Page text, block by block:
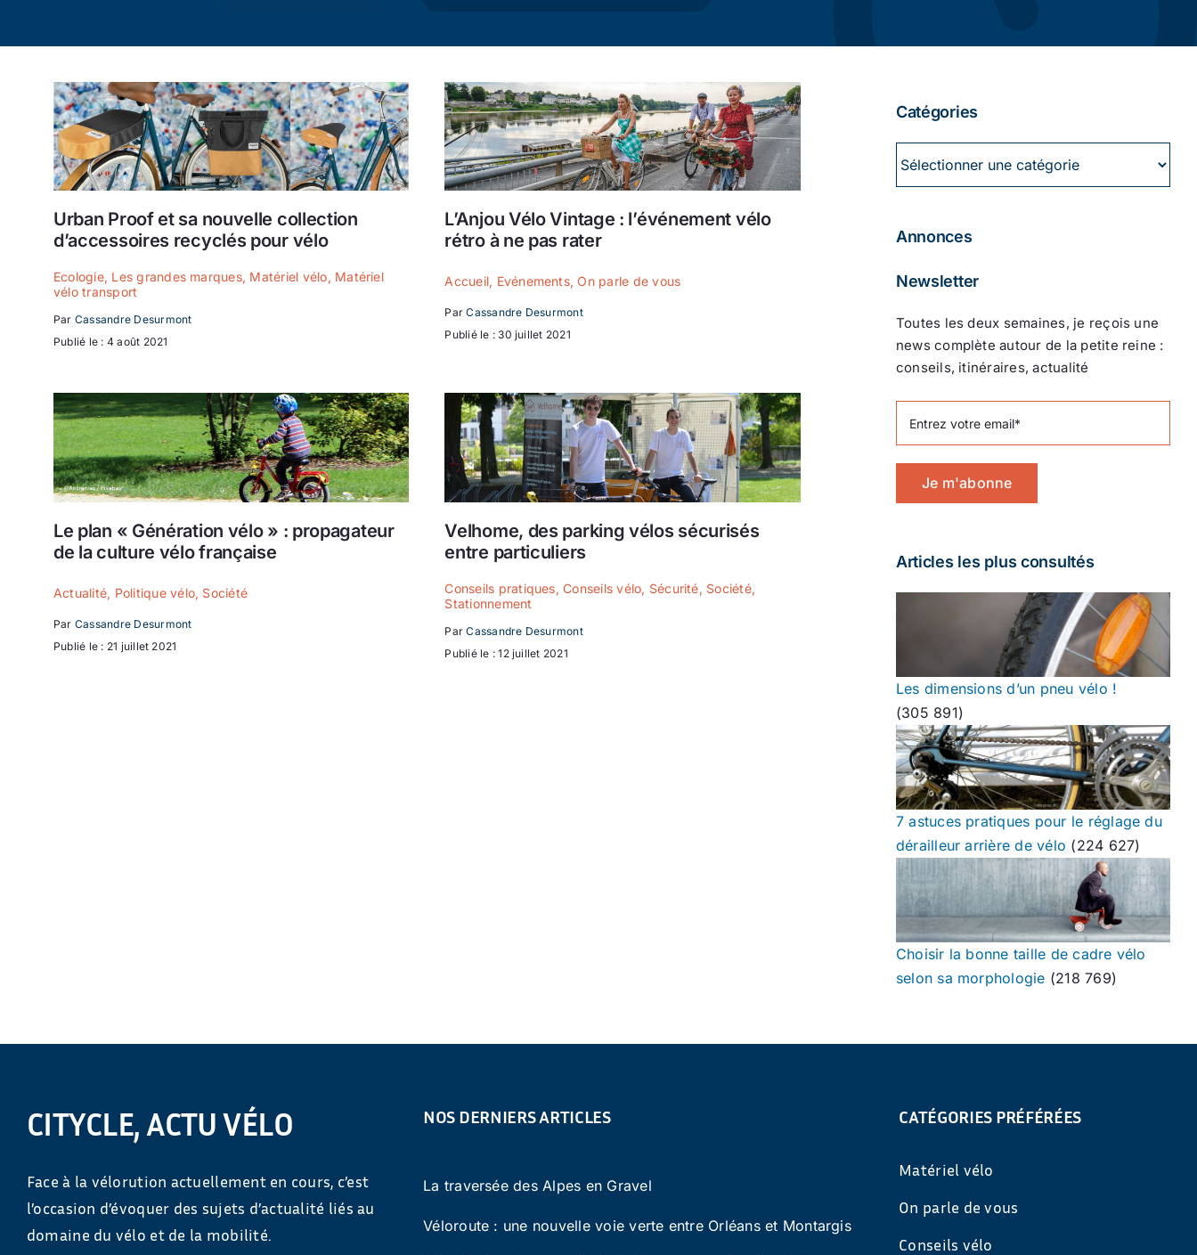
Urban Proof et sa nouvelle collection
d’accessoires recyclés pour vélo
Ecologie, Les grandes marques, Matériel vélo, Matériel
vélo transport
Par Cassandre Desurmont
Publié le : 4 août 2021
L’Anjou Vélo Vintage : l’événement vélo
rétro à ne pas rater
Accueil, Evénements,On parle de vous
ParCassandre Desurmont
Publié le : 30 juillet 2021
Le plan « Génération vélo » : propagateur
de la culture vélo française
Actualité, Politique vélo, Société
Par Cassandre Desurmont
Publié le : 21 juillet 2021
Velhome, des parking vélos sécurisés
entre particuliers
Conseils pratiques,Conseils vélo, Sécurité, Société,
Stationnement
ParCassandre Desurmont
Publié le : 12 juillet 2021
Catégories
Annonces
Newsletter
Toutes les deux semaines, je reçois une
news complète autour de la petite reine :
conseils, itinéraires, actualité
Je m'abonne
Articles les plus consultés
Les dimensions d’un pneu vélo !
(305 891)
7 astuces pratiques pour le réglage du
dérailleur arrière de vélo (224 627)
Choisir la bonne taille de cadre vélo
selon sa morphologie (218 769)
CITYCLE, ACTU VÉLO
Face à la vélorution actuellement en cours, c’est
l’occasion d’évoquer des sujets d’actualité liés au
domaine du vélo et de la mobilité.
NOS DERNIERS ARTICLES
La traversée des Alpes en Gravel
Véloroute : une nouvelle voie verte entre Orléans et Montargis
CATÉGORIES PRÉFÉRÉES
Matériel vélo
On parle de vous
Conseils vélo